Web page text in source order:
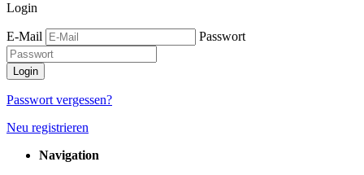
Login
E-Mail Passwort
Passwort vergessen?
Neu registrieren
Navigation